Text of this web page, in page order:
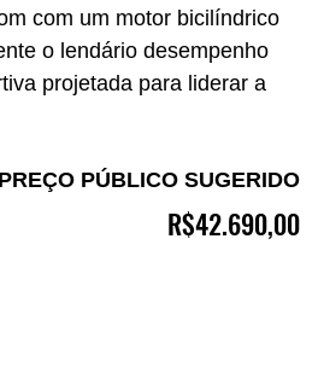
com um motor bicilíndrico
o lendário desempenho
projetada para liderar a
PREÇO PÚBLICO SUGERIDO
R$42.690,00